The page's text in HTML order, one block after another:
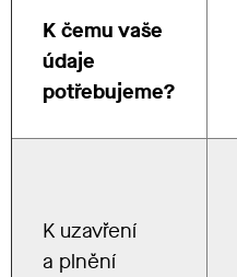
K čemu vaše
údaje
potřebujeme?
K uzavření
a plnění